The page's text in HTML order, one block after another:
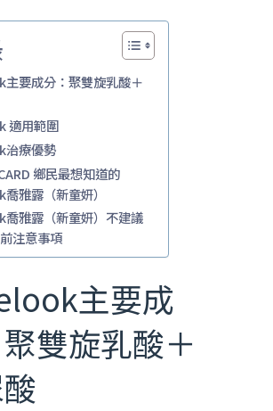
要成分：聚雙旋乳酸＋
適用範圍
療優勢
鄉民最想知道的
雅露（新童妍）
雅露（新童妍）不建議
注意事項
主要成
雙旋乳酸＋